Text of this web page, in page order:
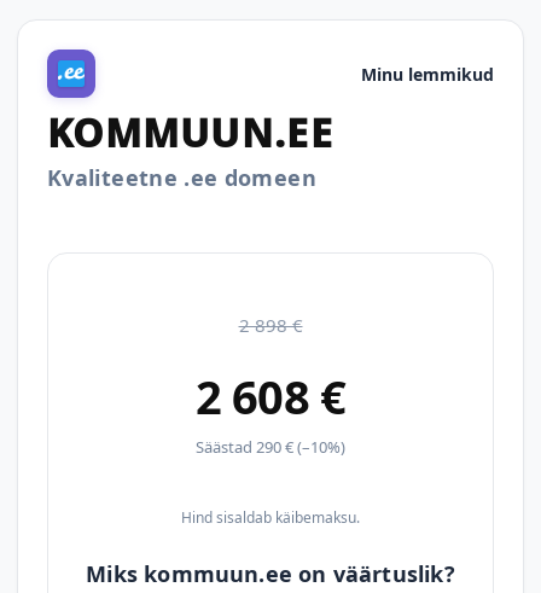
Minu lemmikud
KOMMUUN.EE
Kvaliteetne .ee domeen
2 898 €
2 608 €
Säästad 290 € (–10%)
Hind sisaldab käibemaksu.
Miks kommuun.ee on väärtuslik?